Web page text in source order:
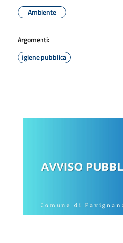
Ambiente
Argomenti:
Igiene pubblica